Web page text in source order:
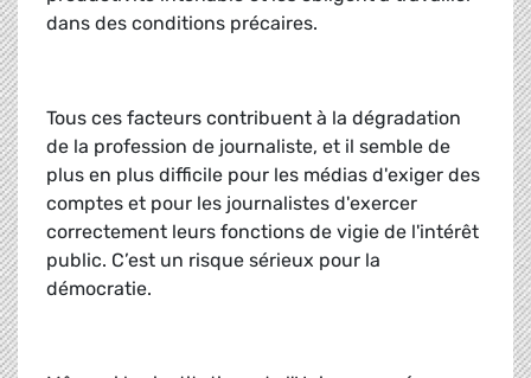
dans des conditions précaires.
Tous ces facteurs contribuent à la dégradation
de la profession de journaliste, et il semble de
plus en plus difficile pour les médias d'exiger des
comptes et pour les journalistes d'exercer
correctement leurs fonctions de vigie de l'intérêt
public. C’est un risque sérieux pour la
démocratie.